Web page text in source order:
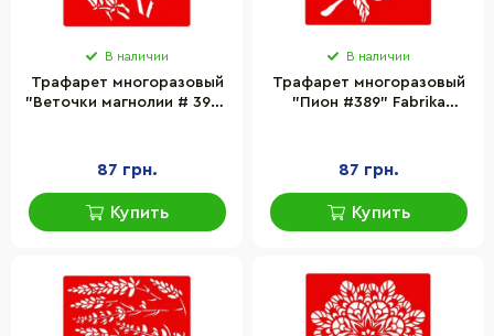
В наличии
Трафарет многоразовый
"Веточки магнолии # 392"
87 грн.
Купить
В наличии
Трафарет многоразовый
"Пион #389" Fabrika
87 грн.
Купить